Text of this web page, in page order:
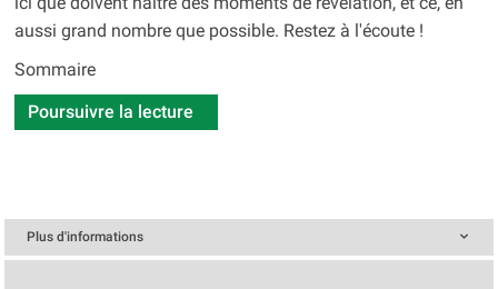
aussi grand nombre que possible. Restez à l'écoute !
Sommaire
Poursuivre la lecture
Plus d'informations